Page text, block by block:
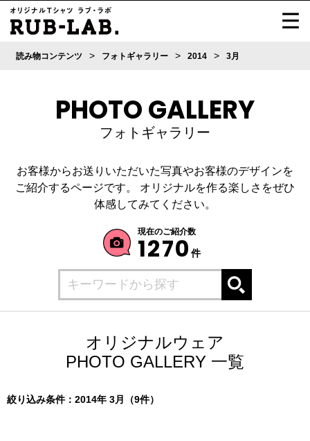
読み物コンテンツ > フォトギャラリー > 2014 > 3月
PHOTO GALLERY
フォトギャラリー
お客様からお送りいただいた写真やお客様のデザインを
ご紹介するページです。
オリジナルを作る楽しさをぜひ
体感してみてください。
現在のご紹介数
1270 件
オリジナルウェア
PHOTO GALLERY 一覧
絞り込み条件：2014年 3月（9件）